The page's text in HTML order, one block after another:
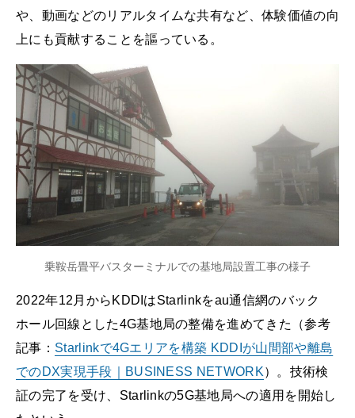
や、動画などのリアルタイムな共有など、体験価値の向
上にも貢献することを謳っている。
乗鞍岳畳平バスターミナルでの基地局設置工事の様子
2022年12月からKDDIはStarlinkをau通信網のバック
ホール回線とした4G基地局の整備を進めてきた（参考
記事： Starlinkで4Gエリアを構築 KDDIが山間部や離島
でのDX実現手段｜BUSINESS NETWORK）。技術検
証の完了を受け、Starlinkの5G基地局への適用を開始し